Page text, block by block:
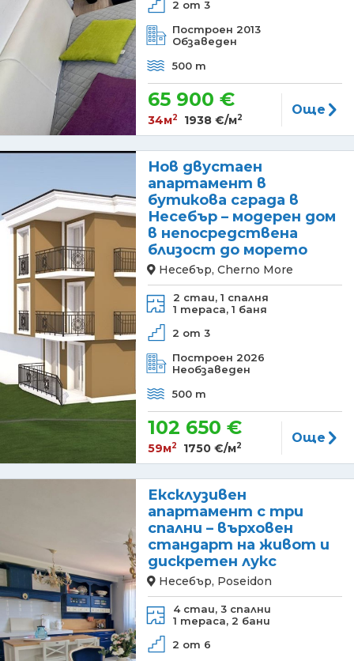
2 от 3
Построен 2013
Обзаведен
500 m
65 900 €
34м2 1938 €/м2
Още
Нов двустаен
апартамент в
бутикова сграда в
Несебър – модерен дом
в непосредствена
близост до морето
Несебър, Cherno More
2 стаи, 1 спалня
1 тераса, 1 баня
2 от 3
Построен 2026
Необзаведен
500 m
102 650 €
59м2 1750 €/м2
Още
Ексклузивен
апартамент с три
спални – върховен
стандарт на живот и
дискретен лукс
Несебър, Poseidon
4 стаи, 3 спални
1 тераса, 2 бани
2 от 6